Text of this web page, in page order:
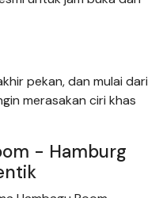
pekan, dan mulai dari
merasakan ciri khas
- Hamburg